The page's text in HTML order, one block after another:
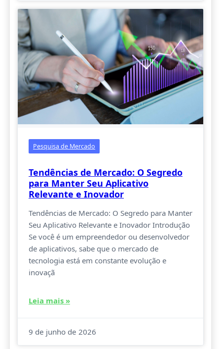
Pesquisa de Mercado
Tendências de Mercado: O Segredo
para Manter Seu Aplicativo
Relevante e Inovador
Tendências de Mercado: O Segredo para Manter
Seu Aplicativo Relevante e Inovador Introdução
Se você é um empreendedor ou desenvolvedor
de aplicativos, sabe que o mercado de
tecnologia está em constante evolução e
inovaçã
Leia mais »
9 de junho de 2026